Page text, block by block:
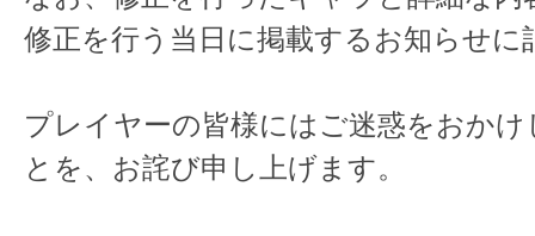
修正を行う当日に掲載するお知らせに
プレイヤーの皆様にはご迷惑をおか
とを、お詫び申し上げます。